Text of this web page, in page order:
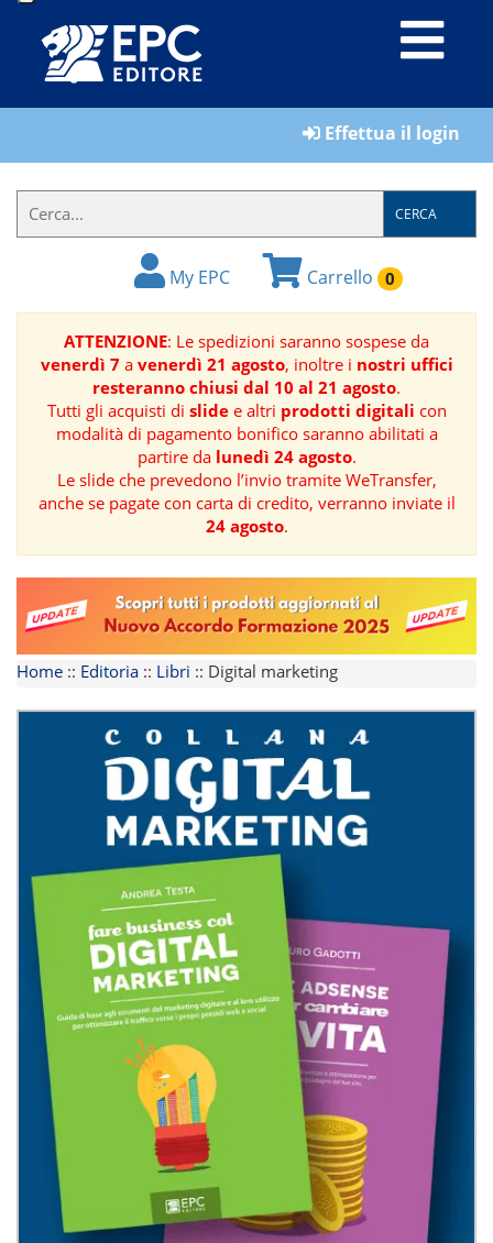
LIBRI
IL
FORMATORE
BOOK
RIVISTE
MANUALISTICA
SOFTWARE
TEMATICHE
Effettua il login
CERCA
My EPC Carrello 0
ATTENZIONE: Le spedizioni saranno sospese da
venerdì 7a venerdì 21 agosto, inoltre i nostri uffici
resteranno chiusi dal 10 al 21 agosto.
Tutti gli acquisti di slidee altri prodotti digitali con
modalità di pagamento bonifico saranno abilitati a
partire da lunedì 24 agosto.
Le slide che prevedono l’invio tramite WeTransfer,
anche se pagate con carta di credito, verranno inviate il
24 agosto.
Home :: Editoria :: Libri :: Digital marketing